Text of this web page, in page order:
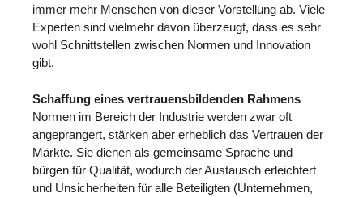
immer mehr Menschen von dieser Vorstellung ab. Viele
Experten sind vielmehr davon überzeugt, dass es sehr
wohl Schnittstellen zwischen Normen und Innovation
gibt.
Schaffung eines vertrauensbildenden Rahmens
Normen im Bereich der Industrie werden zwar oft
angeprangert, stärken aber erheblich das Vertrauen der
Märkte. Sie dienen als gemeinsame Sprache und
bürgen für Qualität, wodurch der Austausch erleichtert
und Unsicherheiten für alle Beteiligten (Unternehmen,